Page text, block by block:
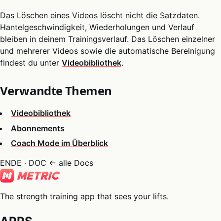
Das Löschen eines Videos löscht nicht die Satzdaten.
Hantelgeschwindigkeit, Wiederholungen und Verlauf
bleiben in deinem Trainingsverlauf. Das Löschen einzelner
und mehrerer Videos sowie die automatische Bereinigung
findest du unter Videobibliothek.
Verwandte Themen
Videobibliothek
Abonnements
Coach Mode im Überblick
ENDE · DOC ← alle Docs
The strength training app that sees your lifts.